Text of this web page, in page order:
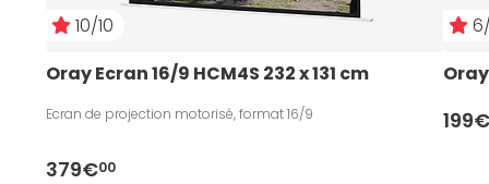
10/10
Oray Ecran 16/9 HCM4S 232 x 131 cm
Ecran de projection motorisé, format 16/9
379€00